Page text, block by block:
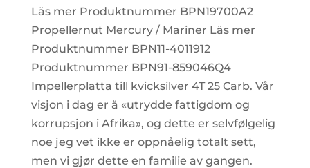
Läs mer Produktnummer BPN19700A2
Propellernut Mercury / Mariner Läs mer
Produktnummer BPN11-4011912
Produktnummer BPN91-859046Q4
Impellerplatta till kvicksilver 4T 25 Carb. Vår
visjon i dag er å «utrydde fattigdom og
korrupsjon i Afrika», og dette er selvfølgelig
noe jeg vet ikke er oppnåelig totalt sett,
men vi gjør dette en familie av gangen.